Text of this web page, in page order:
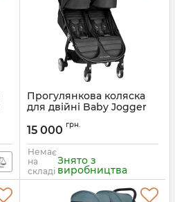
Прогулянкова коляска
для двійні Baby Jogger
Артикул: 0047406165902
15 000 грн.
Немає
на
складі
Знято з
виробництва